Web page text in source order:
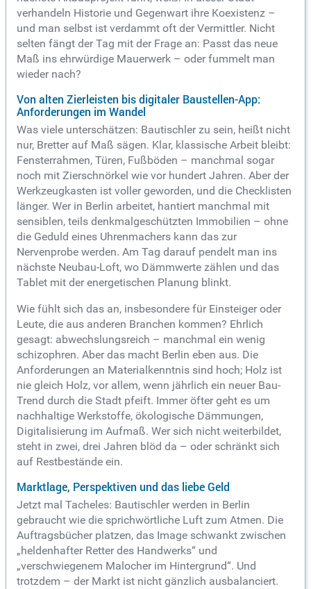
verhandeln Historie und Gegenwart ihre Koexistenz –
und man selbst ist verdammt oft der Vermittler. Nicht
selten fängt der Tag mit der Frage an: Passt das neue
Maß ins ehrwürdige Mauerwerk – oder fummelt man
wieder nach?
Von alten Zierleisten bis digitaler Baustellen-App:
Anforderungen im Wandel
Was viele unterschätzen: Bautischler zu sein, heißt nicht
nur, Bretter auf Maß sägen. Klar, klassische Arbeit bleibt:
Fensterrahmen, Türen, Fußböden – manchmal sogar
noch mit Zierschnörkel wie vor hundert Jahren. Aber der
Werkzeugkasten ist voller geworden, und die Checklisten
länger. Wer in Berlin arbeitet, hantiert manchmal mit
sensiblen, teils denkmalgeschützten Immobilien – ohne
die Geduld eines Uhrenmachers kann das zur
Nervenprobe werden. Am Tag darauf pendelt man ins
nächste Neubau-Loft, wo Dämmwerte zählen und das
Tablet mit der energetischen Planung blinkt.
Wie fühlt sich das an, insbesondere für Einsteiger oder
Leute, die aus anderen Branchen kommen? Ehrlich
gesagt: abwechslungsreich – manchmal ein wenig
schizophren. Aber das macht Berlin eben aus. Die
Anforderungen an Materialkenntnis sind hoch; Holz ist
nie gleich Holz, vor allem, wenn jährlich ein neuer Bau-
Trend durch die Stadt pfeift. Immer öfter geht es um
nachhaltige Werkstoffe, ökologische Dämmungen,
Digitalisierung im Aufmaß. Wer sich nicht weiterbildet,
steht in zwei, drei Jahren blöd da – oder schränkt sich
auf Restbestände ein.
Marktlage, Perspektiven und das liebe Geld
Jetzt mal Tacheles: Bautischler werden in Berlin
gebraucht wie die sprichwörtliche Luft zum Atmen. Die
Auftragsbücher platzen, das Image schwankt zwischen
„heldenhafter Retter des Handwerks“ und
„verschwiegenem Malocher im Hintergrund“. Und
trotzdem – der Markt ist nicht gänzlich ausbalanciert.